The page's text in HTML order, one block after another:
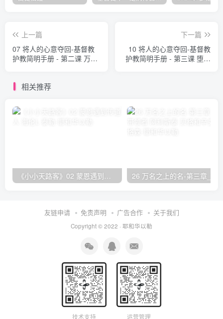
上一篇
07 将人的心意夺回-基督教
护教简明手册 - 第二课 万物
下一篇
10 将人的心意夺回-基督教
护教简明手册 - 第三课 堕落
相关推荐
《小小天路客》02 蒙恩遇到传道人 海伦L·泰勒
友链申请 免责声明 广告合作 关于我们
Copyright © 2022 · 耶和华以勒
技术支持 运营管理